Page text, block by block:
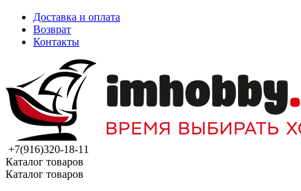
Доставка и оплата
Возврат
Контакты
+7(916)320-18-11
Каталог товаров
Каталог товаров